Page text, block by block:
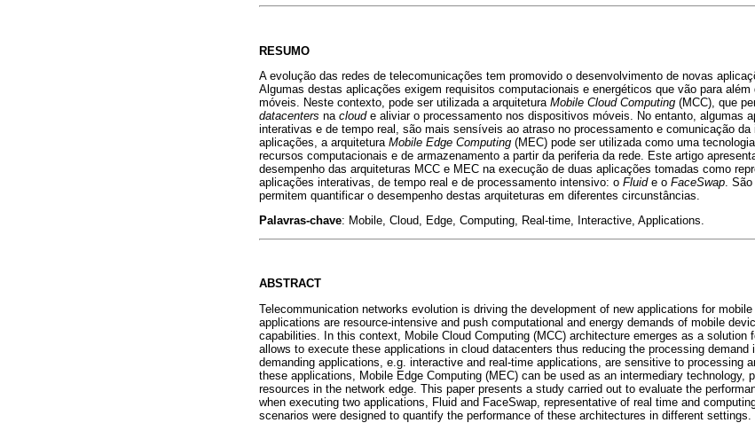
RESUMO
A evolução das redes de telecomunicações tem promovido o desenvolvimento de novas
Algumas destas aplicações exigem requisitos computacionais e energéticos que vão para
móveis. Neste contexto, pode ser utilizada a arquitetura Mobile Cloud Computing (MCC), que
datacenters na cloud e aliviar o processamento nos dispositivos móveis. No entanto, algumas
interativas e de tempo real, são mais sensíveis ao atraso no processamento e comunicação da
aplicações, a arquitetura Mobile Edge Computing (MEC) pode ser utilizada como uma
recursos computacionais e de armazenamento a partir da periferia da rede. Este artigo
desempenho das arquiteturas MCC e MEC na execução de duas aplicações tomadas como
aplicações interativas, de tempo real e de processamento intensivo: o Fluid e o FaceSwap .
permitem quantificar o desempenho destas arquiteturas em diferentes circunstâncias.
Palavras-chave: Mobile, Cloud, Edge, Computing, Real-time, Interactive, Applications.
ABSTRACT
Telecommunication networks evolution is driving the development of new applications for
applications are resource-intensive and push computational and energy demands of mobile
capabilities. In this context, Mobile Cloud Computing (MCC) architecture emerges as a solution
allows to execute these applications in cloud datacenters thus reducing the processing demand
demanding applications, e.g. interactive and real-time applications, are sensitive to processing
these applications, Mobile Edge Computing (MEC) can be used as an intermediary technology,
resources in the network edge. This paper presents a study carried out to evaluate the
when executing two applications, Fluid and FaceSwap, representative of real time and
scenarios were designed to quantify the performance of these architectures in different settings.